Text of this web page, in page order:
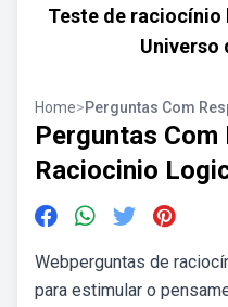
Teste de
Universo
Home>Perguntas Com
Perguntas Com
Raciocinio
Webperguntas de
para estimular o